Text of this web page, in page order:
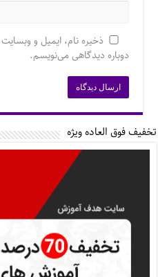
ذخیره نام، ایمیل و
دوباره دیدگاهی می‌نویسم.
تخفیف فوق العاده ویژه